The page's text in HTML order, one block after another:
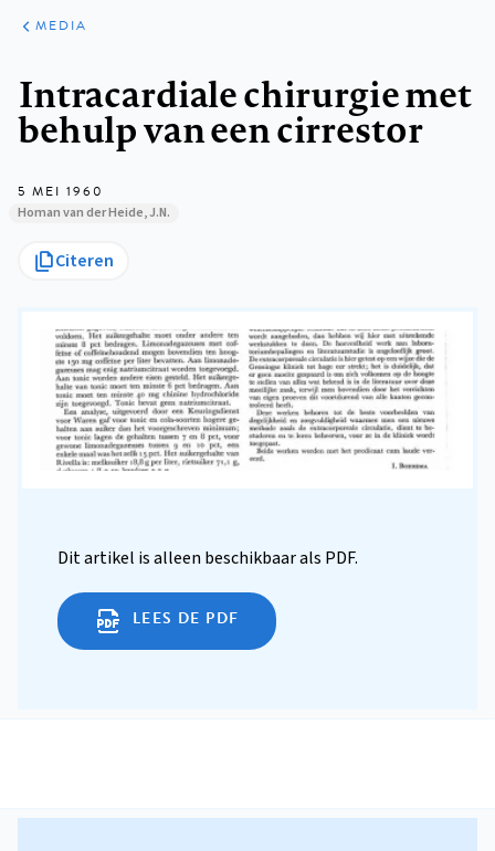
ARTIKELEN
VARIA
MEDIA
Intracardiale chirurgie met
behulp van een cirrestor
5 MEI 1960
Homan van der Heide, J.N.
Citeren
Dit artikel is alleen beschikbaar als PDF.
LEES DE PDF